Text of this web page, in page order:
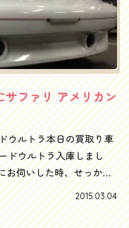
、ランクル、ウィッシ
クス、ハイエースにタウ
んどやったような…これ
プのノアAZR60だと輸
ザニアに現地法人までつ
中古車アフリカ輸出事情
前の車、10万km以上の
ーズへお声がけくださ
ど、このタイプはAZR60
、タウンエースノアの
きます。むしろAZR60よ
。タウンエースノア、ノ
サファリ アメリカン
ウルトラ本日の買取り車
ドウルトラ入庫しまし
お伺いした時、せっかく
車だから、今すぐ決断さ
2015.03.04